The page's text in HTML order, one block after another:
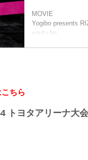
MOVIE
Yogibo presents
youtu.be
※試合内容、イベ
りますのでご了承
ちら
トヨタアリーナ大会